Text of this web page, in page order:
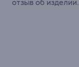
отзыв об изделии.